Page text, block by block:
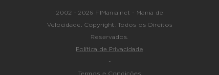
2002 - 2026 F1Mania.net - Mania de
Velocidade. Copyright. Todos os Direitos
Reservados.
Política de Privacidade
-
Termos e Condições